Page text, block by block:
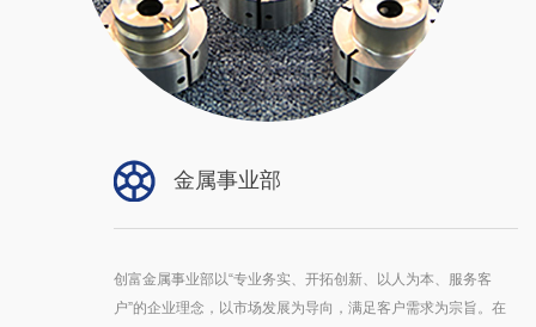
金属事业部
创富金属事业部以“专业务实、开拓创新、以人为本、服务客
户”的企业理念，以市场发展为导向，满足客户需求为宗旨。在